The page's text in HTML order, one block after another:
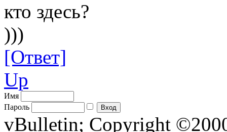
кто здесь?
)))
[Ответ]
Up
Имя
Пароль
vBulletin; Copyright